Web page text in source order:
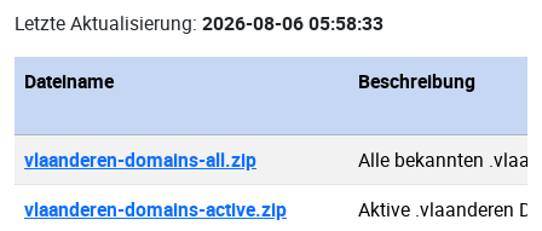
Letzte Aktualisierung: 2026-08-06 05:58:33
Dateiname Beschreibung
vlaanderen-domains-all.zip
Alle bekannten
vlaanderen-domains-active.zip
Aktive .vlaanderen